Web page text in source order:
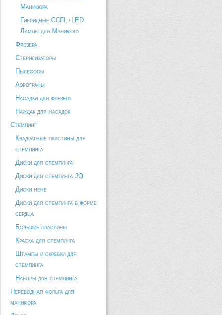
Маникюра
Гибридные CCFL+LED
Лампы для Маникюра
Фрезера
Стерилизаторы
Пылесосы
Аэрографы
Насадки для фрезера
Наждак для насадок
Стемпинг
Квадратные пластины для
стемпинга
Диски для стемпинга
Диски для стемпинга JQ
Диски hehe
Диски для стемпинга в форме
сердца
Большие пластины
Краска для стемпинга
Штампы и скребки для
стемпинга
Наборы для стемпинга
Переводная фольга для
маникюра